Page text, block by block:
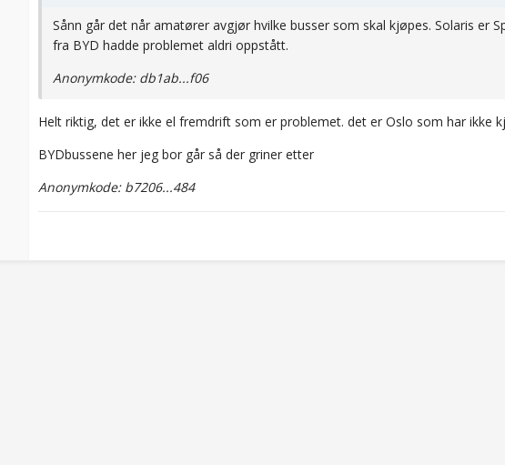
Sånn går det når amatører avgjør hvilke busser som skal kjøpes. Solaris er
fra BYD hadde problemet aldri oppstått.
Anonymkode: db1ab...f06
Helt riktig, det er ikke el fremdrift som er problemet. det er Oslo som har ikke
BYDbussene her jeg bor går så der griner etter
Anonymkode: b7206...484